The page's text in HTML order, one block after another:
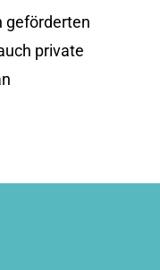
geförderten
private